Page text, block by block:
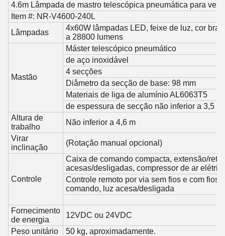
4.6m Lâmpada de mastro telescópica pneumática para
Item #: NR-V4600-240L
Lâmpadas
4x60W lâmpadas LED, feixe de luz, cor
a 28800 lumens
Mastão
Máster telescópico pneumático
de aço inoxidável
4 secções
Diâmetro da secção de base: 98 mm
Materiais de liga de alumínio AL6063T5
de espessura de secção não inferior a 3,5
Altura de
trabalho
Não inferior a 4,6 m
Virar
inclinação
(Rotação manual opcional)
Controle
Caixa de comando compacta, extensão/
acesas/desligadas, compressor de ar
Controle remoto por via sem fios e com
comando, luz acesa/desligada
Fornecimento
de energia
12VDC ou 24VDC
Peso unitário
50 kg, aproximadamente.